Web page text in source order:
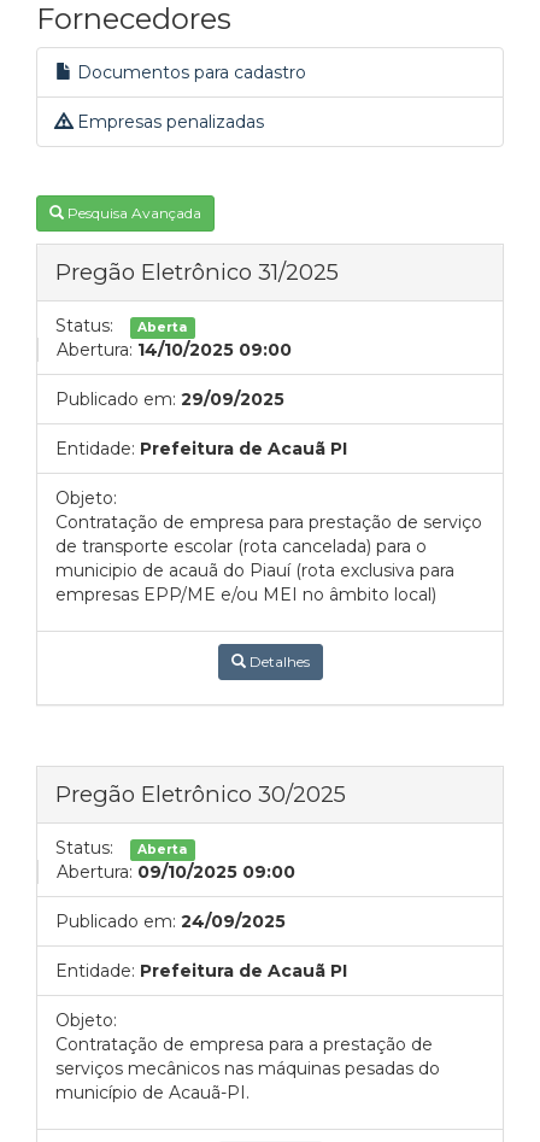
Fornecedores
Documentos para cadastro
Empresas penalizadas
Pesquisa Avançada
Pregão Eletrônico 31/2025
Status: Aberta
Abertura: 14/10/2025 09:00
Publicado em: 29/09/2025
Entidade: Prefeitura de Acauã PI
Objeto:
Contratação de empresa para prestação de serviço
de transporte escolar (rota cancelada) para o
municipio de acauã do Piauí (rota exclusiva para
empresas EPP/ME e/ou MEI no âmbito local)
Detalhes
Pregão Eletrônico 30/2025
Status: Aberta
Abertura: 09/10/2025 09:00
Publicado em: 24/09/2025
Entidade: Prefeitura de Acauã PI
Objeto:
Contratação de empresa para a prestação de
serviços mecânicos nas máquinas pesadas do
município de Acauã-PI.